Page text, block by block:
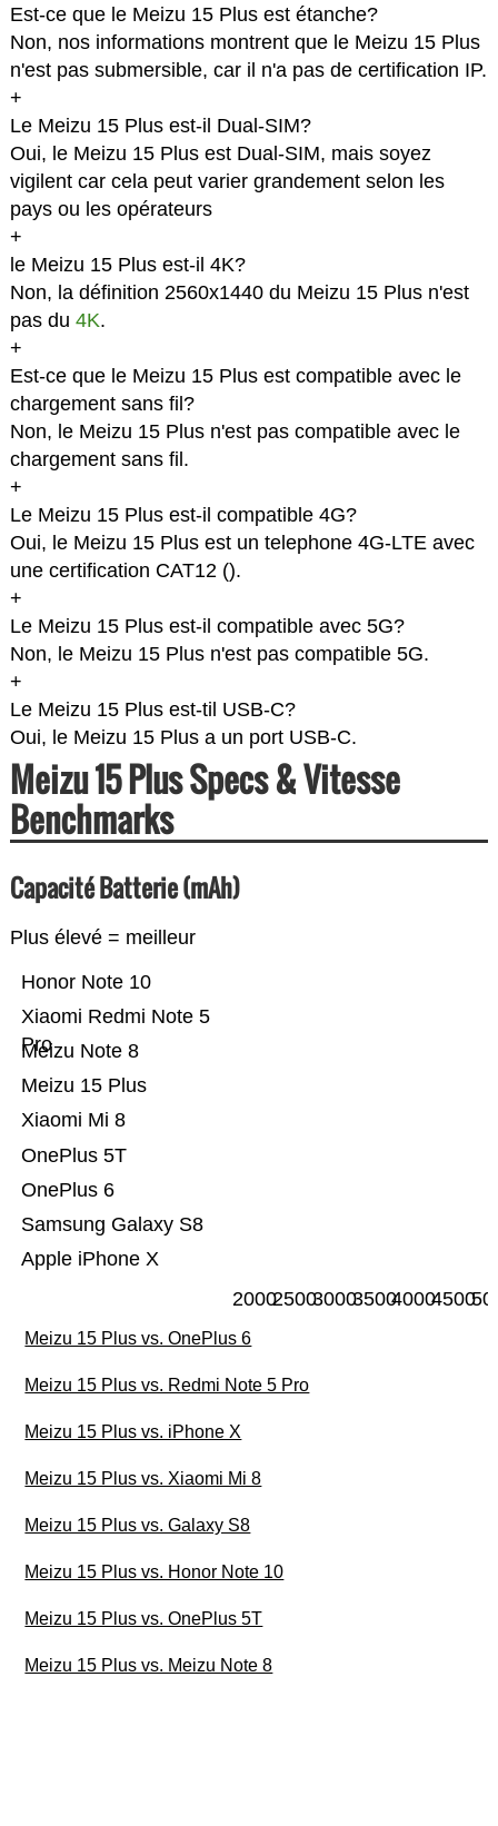
Est-ce que le Meizu 15 Plus est étanche?
Non, nos informations montrent que le Meizu 15 Plus
n'est pas submersible, car il n'a pas de certification IP.
+
Le Meizu 15 Plus est-il Dual-SIM?
Oui, le Meizu 15 Plus est Dual-SIM, mais soyez
vigilent car cela peut varier grandement selon les
pays ou les opérateurs
+
le Meizu 15 Plus est-il 4K?
Non, la définition 2560x1440 du Meizu 15 Plus n'est
pas du 4K.
+
Est-ce que le Meizu 15 Plus est compatible avec le
chargement sans fil?
Non, le Meizu 15 Plus n'est pas compatible avec le
chargement sans fil.
+
Le Meizu 15 Plus est-il compatible 4G?
Oui, le Meizu 15 Plus est un telephone 4G-LTE avec
une certification CAT12 ().
+
Le Meizu 15 Plus est-il compatible avec 5G?
Non, le Meizu 15 Plus n'est pas compatible 5G.
+
Le Meizu 15 Plus est-til USB-C?
Oui, le Meizu 15 Plus a un port USB-C.
Meizu 15 Plus Specs & Vitesse
Benchmarks
Capacité Batterie (mAh)
Plus élevé = meilleur
Apple iPhone X
Samsung Galaxy S8
OnePlus 6
OnePlus 5T
Xiaomi Mi 8
Meizu 15 Plus
Meizu Note 8
Xiaomi Redmi Note 5
Pro
Honor Note 10
200025003000350040004500
Meizu 15 Plus vs. OnePlus 6
Meizu 15 Plus vs. Redmi Note 5 Pro
Meizu 15 Plus vs. iPhone X
Meizu 15 Plus vs. Xiaomi Mi 8
Meizu 15 Plus vs. Galaxy S8
Meizu 15 Plus vs. Honor Note 10
Meizu 15 Plus vs. OnePlus 5T
Meizu 15 Plus vs. Meizu Note 8